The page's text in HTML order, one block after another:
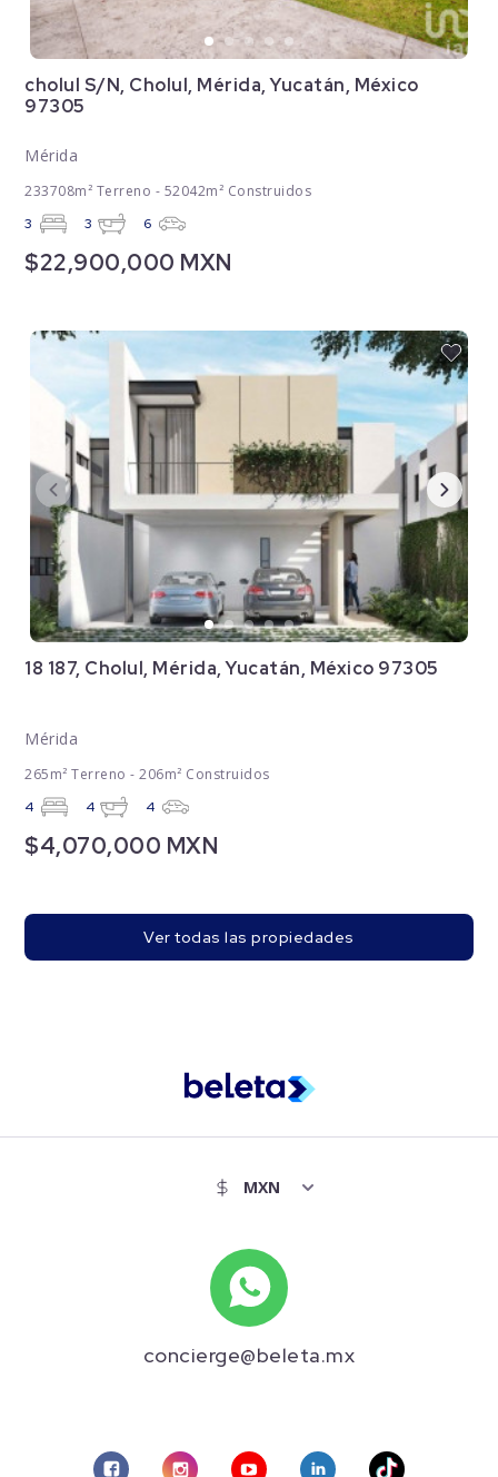
cholul S/N, Cholul, Mérida, Yucatán, México
97305
Mérida
233708m² Terreno - 52042m² Construidos
3 3 6
$22,900,000 MXN
18 187, Cholul, Mérida, Yucatán, México 97305
Mérida
265m² Terreno - 206m² Construidos
4 4 4
$4,070,000 MXN
Ver todas las propiedades
concierge@beleta.mx